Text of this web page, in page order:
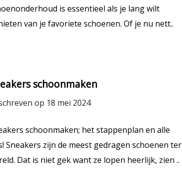
is essentieel als je lang wilt
van je favoriete schoenen. Of je nu nett..
schoonmaken
op 18 mei 2024
schoonmaken; het stappenplan en alle
Sneakers zijn de meest gedragen schoenen ter
Dat is niet gek want ze lopen heerlijk, zien ..